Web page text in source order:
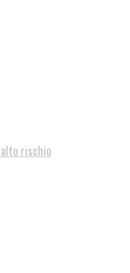
rischio